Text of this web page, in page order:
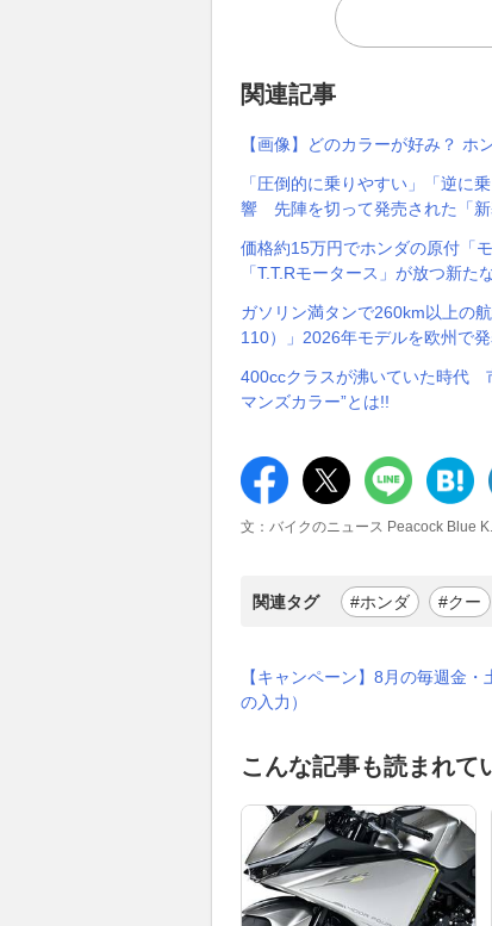
関連記事
【画像】どのカラーが好み？
「圧倒的に乗りやすい」「逆に
響 先陣を切って発売された「
価格約15万円でホンダの原付「
「T.T.Rモータース」が放つ新た
ガソリン満タンで260km以上の
110）」2026年モデルを欧州で
400ccクラスが沸いていた時代
マンズカラー”とは!!
文：バイクのニュース Peacock Blue
関連タグ #ホンダ #クー
【キャンペーン】8月の毎週金
の入力）
こんな記事も読まれて